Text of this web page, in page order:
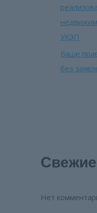
УКЭП
Ваше
без
Нет